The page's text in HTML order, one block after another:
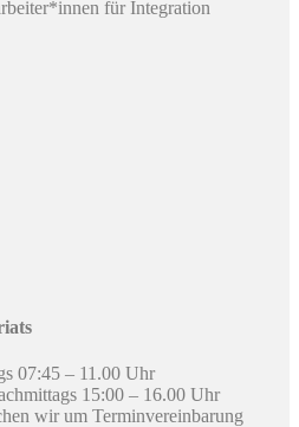
für Integration
07:45 – 11.00 Uhr
15:00 – 16.00 Uhr
wir um Terminvereinbarung